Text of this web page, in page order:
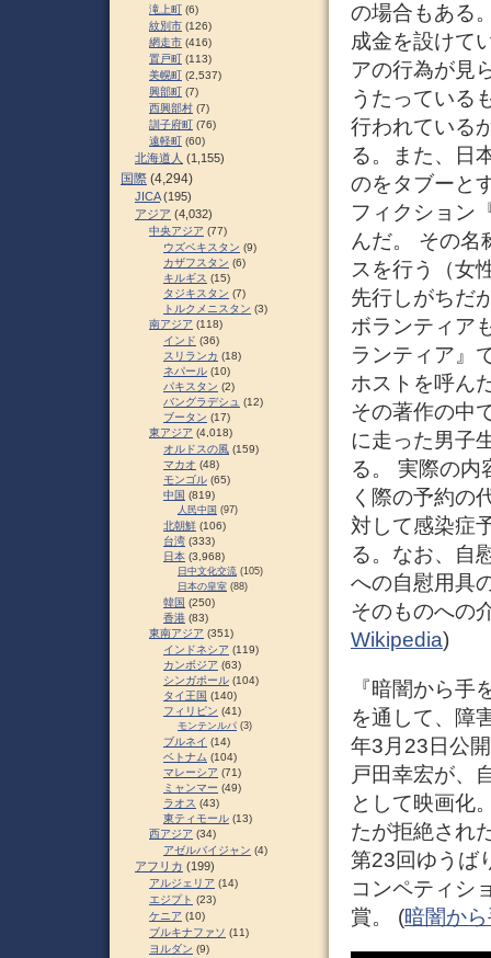
の場合もある
成金を設けて
アの行為が見
うたっている
行われている
る。また、日
のをタブーと
フィクション
んだ。 その名
スを行う（女
先行しがちだ
ボランティア
ランティア』
ホストを呼ん
その著作の中
に走った男子
る。 実際の内
く際の予約の
対して感染症
る。なお、自
への自慰用具
そのものへの
Wikipedia)
『暗闇から
を通して、障
年3月23日公
戸田幸宏が、
として映画化
たが拒絶され
第23回ゆうば
コンペティシ
賞。 (暗闇か
滝上町 (6)
紋別市 (126)
網走市 (416)
置戸町 (113)
美幌町 (2,537)
興部町 (7)
西興部村 (7)
訓子府町 (76)
遠軽町 (60)
北海道人 (1,155)
国際 (4,294)
JICA(195)
アジア (4,032)
中央アジア (77)
ウズベキスタン (9)
カザフスタン (6)
キルギス (15)
タジキスタン (7)
トルクメニスタン (3)
南アジア (118)
インド (36)
スリランカ (18)
ネパール (10)
パキスタン (2)
バングラデシュ (12)
ブータン (17)
東アジア (4,018)
オルドスの風 (159)
マカオ (48)
モンゴル (65)
中国 (819)
人民中国 (97)
北朝鮮 (106)
台湾 (333)
日本 (3,968)
日中文化交流 (105)
日本の皇室 (88)
韓国 (250)
香港 (83)
東南アジア (351)
インドネシア (119)
カンボジア (63)
シンガポール (104)
タイ王国 (140)
フィリピン (41)
モンテンルパ (3)
ブルネイ (14)
ベトナム (104)
マレーシア (71)
ミャンマー (49)
ラオス (43)
東ティモール (13)
西アジア (34)
アゼルバイジャン (4)
アフリカ (199)
アルジェリア (14)
エジプト (23)
ケニア (10)
ブルキナファソ (11)
ヨルダン (9)